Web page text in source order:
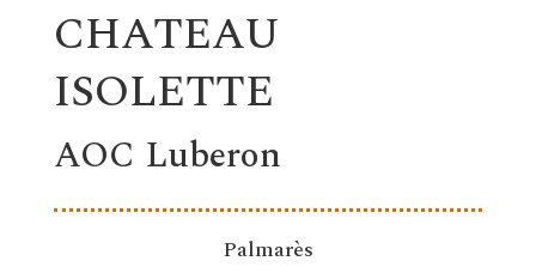
CHATEAU
ISOLETTE
AOC Luberon
Palmarès